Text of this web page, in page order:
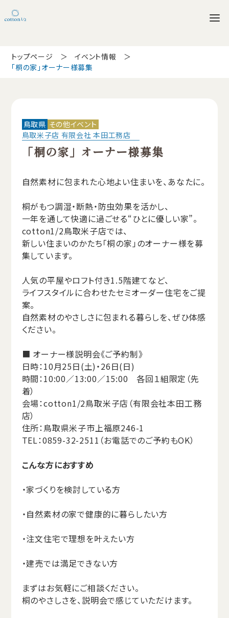
トップページ
イベント情報
「桐の家」オーナー様募集
鳥取県 その他イベント
鳥取米子店 有限会社 本田工務店
「桐の家」オーナー様募集
自然素材に包まれた心地よい住まいを、あなたに。
桐がもつ調湿・断熱・防虫効果を活かし、
一年を通して快適に過ごせる“ひとに優しい家”。
cotton1/2鳥取米子店では、
新しい住まいのかたち「桐の家」のオーナー様を募
集しています。
人気の平屋やロフト付き1.5階建てなど、
ライフスタイルに合わせたセミオーダー住宅をご提
案。
自然素材のやさしさに包まれる暮らしを、ぜひ体感
ください。
■ オーナー様説明会《ご予約制》
日時：10月25日(土)・26日(日)
時間：10:00／13:00／15:00 各回１組限定（先
着）
会場：cotton1/2鳥取米子店（有限会社本田工務
店）
住所：鳥取県米子市上福原246-1
TEL：0859-32-2511（お電話でのご予約もOK）
こんな方におすすめ
・家づくりを検討している方
・自然素材の家で健康的に暮らしたい方
・注文住宅で理想を叶えたい方
・建売では満足できない方
まずはお気軽にご相談ください。
桐のやさしさを、説明会で感じていただけます。